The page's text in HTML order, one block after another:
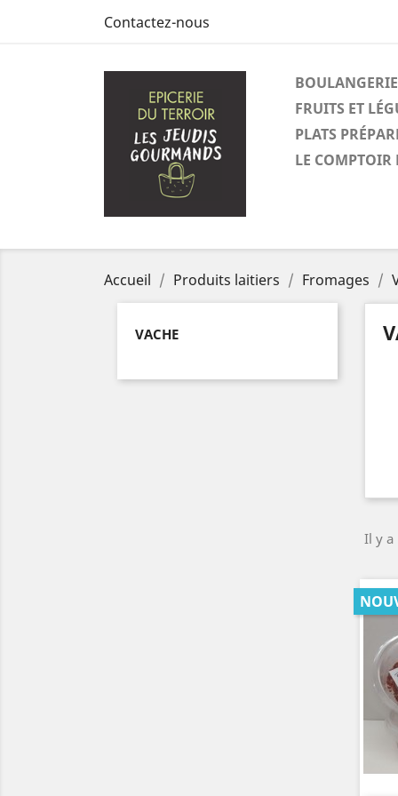
Contactez-nous
BOULANGERIE
FRUITS ET
PLATS
LE COMPTOIR
Accueil Produits laitiers Fromages
VACHE
Il y a